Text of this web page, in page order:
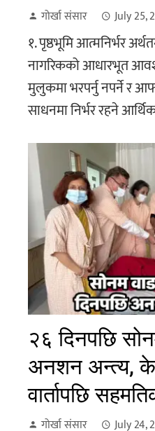
गोर्खा संसार July 25,
१. पृष्ठभूमि आत्मनिर्भर
नागरिकको आधारभूत
मुलुकमा भरपर्नु नपर्ने र
साधनमा निर्भर रहने
२६ दिनपछि
अनशन अन्त्य,
वार्तापछि
गोर्खा संसार July 24,